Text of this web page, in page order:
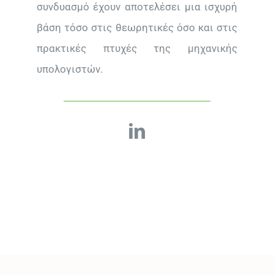
συνδυασμό έχουν αποτελέσει μια ισχυρή
βάση τόσο στις θεωρητικές όσο και στις
πρακτικές πτυχές της μηχανικής
υπολογιστών.